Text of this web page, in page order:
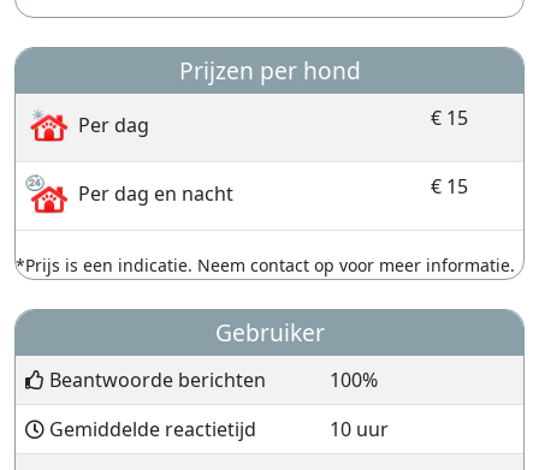
Prijzen per hond
Per dag € 15
Per dag en nacht € 15
*Prijs is een indicatie. Neem contact op voor meer informatie.
Gebruiker
Beantwoorde berichten
100%
Gemiddelde reactietijd
10 uur